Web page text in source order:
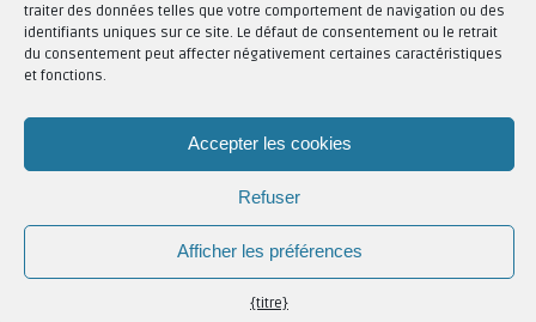
traiter des données telles que votre comportement de navigation ou des
identifiants uniques sur ce site. Le défaut de consentement ou le retrait
du consentement peut affecter négativement certaines caractéristiques
et fonctions.
Accepter les cookies
Refuser
Afficher les préférences
{titre}
Farine de blé dur
Terre di Arena
Conad de paille et
de foin Garganelli
4394 Vues